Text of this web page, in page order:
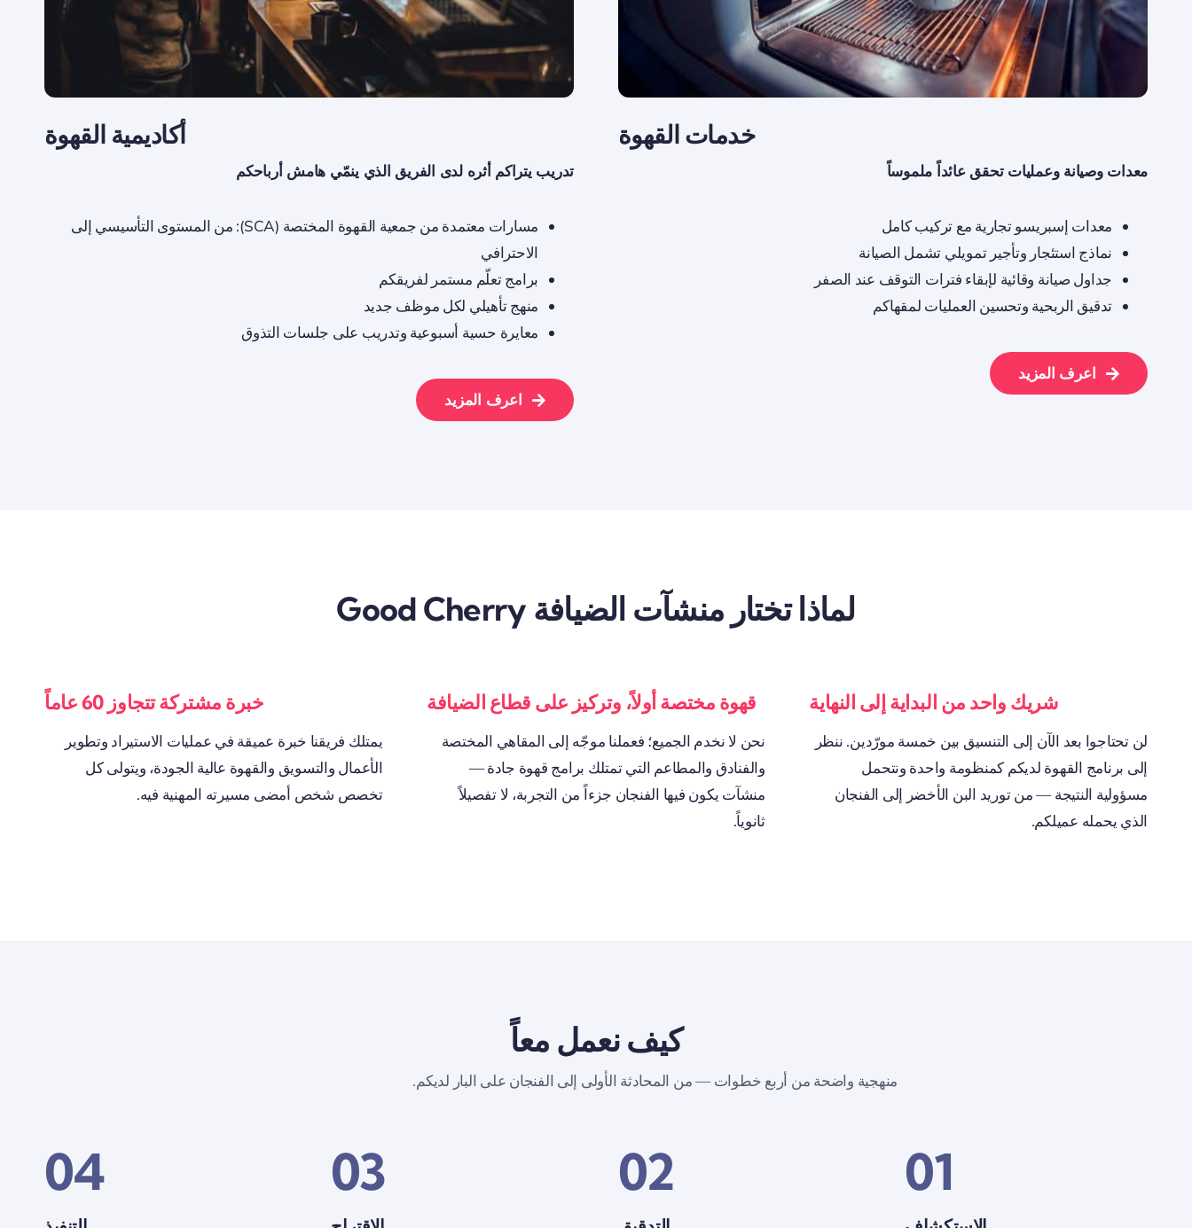
خدمات القهوة
معدات وصيانة وعمليات تحقق عائداً ملموساً
معدات إسبريسو تجارية مع تركيب كامل
نماذج استئجار وتأجير تمويلي تشمل الصيانة
جداول صيانة وقائية لإبقاء فترات التوقف عند الصفر
تدقيق الربحية وتحسين العمليات لمقهاكم
اعرف المزيد
أكاديمية القهوة
تدريب يتراكم أثره لدى الفريق الذي ينمّي هامش أرباحكم
مسارات معتمدة من جمعية القهوة المختصة (SCA): من المستوى التأسيسي إلى
الاحترافي
برامج تعلّم مستمر لفريقكم
منهج تأهيلي لكل موظف جديد
معايرة حسية أسبوعية وتدريب على جلسات التذوق
اعرف المزيد
لماذا تختار منشآت الضيافة Good Cherry
شريك واحد من البداية إلى النهاية
لن تحتاجوا بعد الآن إلى التنسيق بين خمسة مورّدين. ننظر
إلى برنامج القهوة لديكم كمنظومة واحدة ونتحمل
مسؤولية النتيجة — من توريد البن الأخضر إلى الفنجان
الذي يحمله عميلكم.
قهوة مختصة أولاً، وتركيز على قطاع الضيافة
نحن لا نخدم الجميع؛ فعملنا موجّه إلى المقاهي المختصة
والفنادق والمطاعم التي تمتلك برامج قهوة جادة —
منشآت يكون فيها الفنجان جزءاً من التجربة، لا تفصيلاً
ثانوياً.
خبرة مشتركة تتجاوز 60 عاماً
يمتلك فريقنا خبرة عميقة في عمليات الاستيراد وتطوير
الأعمال والتسويق والقهوة عالية الجودة، ويتولى كل
تخصص شخص أمضى مسيرته المهنية فيه.
كيف نعمل معاً
منهجية واضحة من أربع خطوات — من المحادثة الأولى إلى الفنجان على البار لديكم.
01
02
03
04